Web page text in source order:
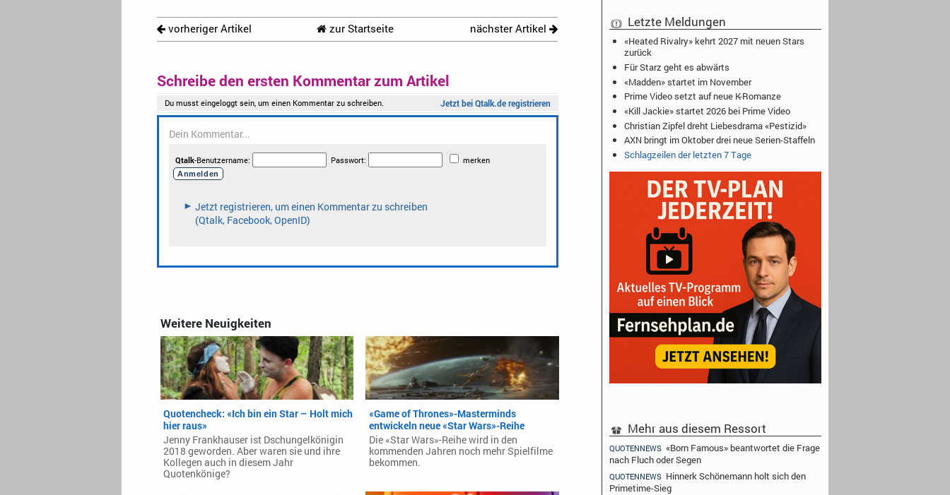
vorheriger Artikel zur Startseite nächster Artikel
Schreibe den ersten Kommentar zum Artikel
Weitere Neuigkeiten
Quotencheck: «Ich bin ein Star – Holt mich
hier raus»
Jenny Frankhauser ist Dschungelkönigin
2018 geworden. Aber waren sie und ihre
Kollegen auch in diesem Jahr
Quotenkönige?
«Game of Thrones»-Masterminds
entwickeln neue «Star Wars»-Reihe
Die «Star Wars»-Reihe wird in den
kommenden Jahren noch mehr Spielfilme
bekommen.
Letzte Meldungen
«Heated Rivalry» kehrt 2027 mit neuen Stars
zurück
Für Starz geht es abwärts
«Madden» startet im November
Prime Video setzt auf neue K-Romanze
«Kill Jackie» startet 2026 bei Prime Video
Christian Zipfel dreht Liebesdrama «Pestizid»
AXN bringt im Oktober drei neue Serien-Staffeln
Schlagzeilen der letzten 7 Tage
Mehr aus diesem Ressort
QUOTENNEWS «Born Famous» beantwortet die Frage
nach Fluch oder Segen
QUOTENNEWS Hinnerk Schönemann holt sich den
Primetime-Sieg